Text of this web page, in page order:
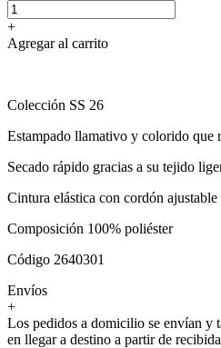
+
Agregar al carrito
Colección SS 26
Estampado llamativo y colorido que
Secado rápido gracias a su tejido
Cintura elástica con cordón
Composición 100% poliéster
Código 2640301
Envíos
+
Los pedidos a domicilio se envían y
en llegar a destino a partir de